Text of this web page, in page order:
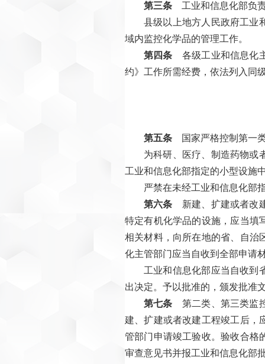
第三条 工业和信息化部负
县级以上地方人民政府工业
域内监控化学品的管理工作。
第四条 各级工业和信息化
约》工作所需经费，依法列入同
第五条 国家严格控制第一
为科研、医疗、制造药物或
工业和信息化部指定的小型设施
严禁在未经工业和信息化部
第六条 新建、扩建或者改
特定有机化学品的设施，应当填
相关材料，向所在地的省、自治
化主管部门应当自收到全部申请
工业和信息化部应当自收到
出决定。予以批准的，颁发批准
第七条 第二类、第三类监
建、扩建或者改建工程竣工后，
管部门申请竣工验收。验收合格
审查意见书并报工业和信息化部